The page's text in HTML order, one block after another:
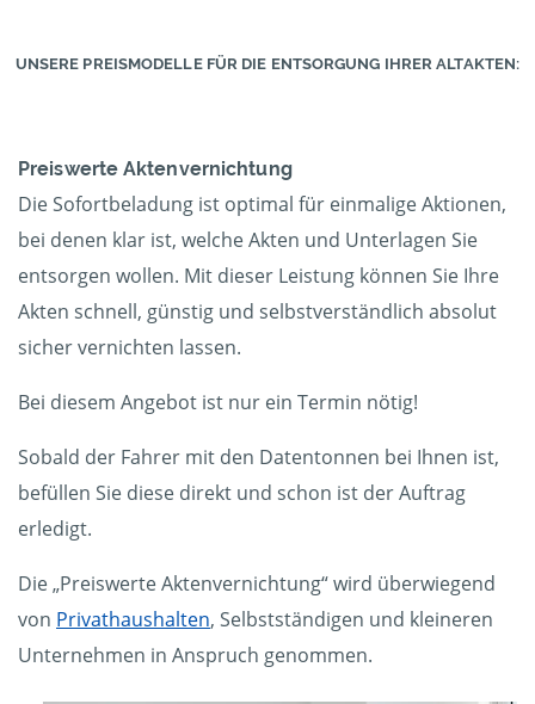
UNSERE PREISMODELLE FÜR DIE ENTSORGUNG IHRER ALTAKTEN:
Preiswerte Aktenvernichtung
Die Sofortbeladung ist optimal für einmalige Aktionen,
bei denen klar ist, welche Akten und Unterlagen Sie
entsorgen wollen. Mit dieser Leistung können Sie Ihre
Akten schnell, günstig und selbstverständlich absolut
sicher vernichten lassen.
Bei diesem Angebot ist nur ein Termin nötig!
Sobald der Fahrer mit den Datentonnen bei Ihnen ist,
befüllen Sie diese direkt und schon ist der Auftrag
erledigt.
Die „Preiswerte Aktenvernichtung“ wird überwiegend
von Privathaushalten, Selbstständigen und kleineren
Unternehmen in Anspruch genommen.